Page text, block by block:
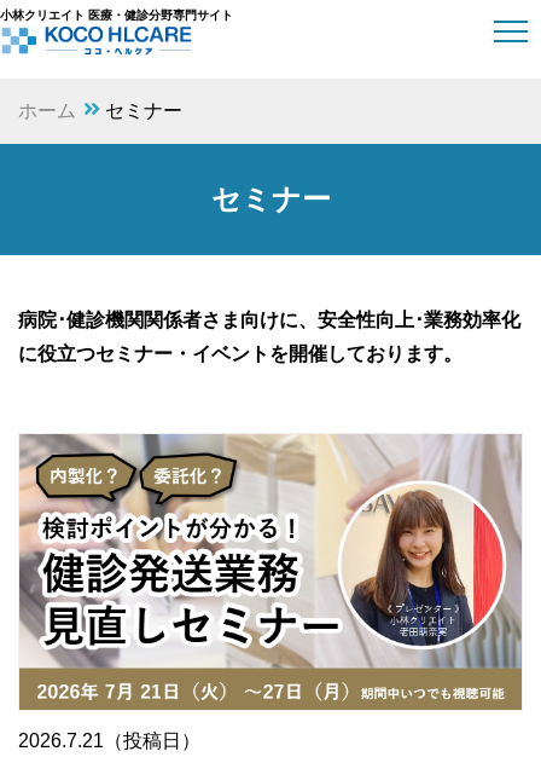
小林クリエイト 医療・健診分野専門サイト
ホーム セミナー
セミナー
病院･健診機関関係者さま向けに、 安全性向上･業務効率化
に役立つセミナー・イベントを開催しております。
2026.7.21（投稿日）